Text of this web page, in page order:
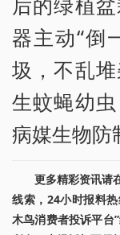
器主动“倒
圾，不乱
生蚊蝇幼
病媒生物防
更多精彩资讯请
线索，24小时报料
木鸟消费者投诉平台